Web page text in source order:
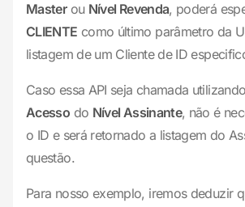
Masterou Nível Revenda, poderá
CLIENTE como último parâmetro da
listagem de um Cliente de ID
Caso essa API seja chamada
Acesso do Nível Assinante, não é
o ID e será retornado a listagem do
questão.
Para nosso exemplo, iremos deduzir